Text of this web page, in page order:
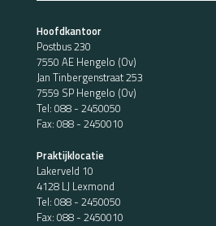
Hoofdkantoor
Postbus 230
7550 AE Hengelo (Ov)
Jan Tinbergenstraat 253
7559 SP Hengelo (Ov)
Tel: 088 - 2450050
Fax: 088 - 2450010
Praktijklocatie
Lakerveld 10
4128 LJ Lexmond
Tel: 088 - 2450050
Fax: 088 - 2450010